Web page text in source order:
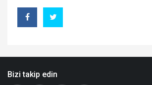
Bizi takip edin